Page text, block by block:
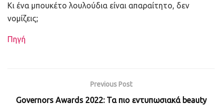
Κι ένα μπουκέτο λουλούδια είναι απαραίτητο, δεν
νομίζεις;
Πηγή
Previous Post
Governors Awards 2022: Τα πιο εντυπωσιακά beauty